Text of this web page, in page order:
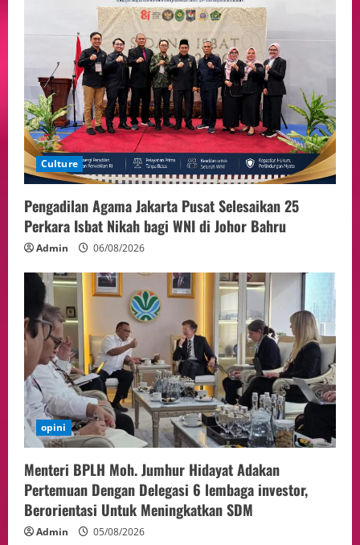
4 05/08/2026
5
Politik
Presiden Prabowo dan PM Thailand
Sepakat Perkuat Stabilitas ketahan
ASEAN Melalui Penguatan Kerjasama
Kedua Negara.
04/08/2026
Culture
Pengadilan Agama Jakarta Pusat Selesaikan 25
Perkara Isbat Nikah bagi WNI di Johor Bahru
Admin 06/08/2026
opini
Menteri BPLH Moh. Jumhur Hidayat Adakan
Pertemuan Dengan Delegasi 6 lembaga investor,
Berorientasi Untuk Meningkatkan SDM
Admin 05/08/2026